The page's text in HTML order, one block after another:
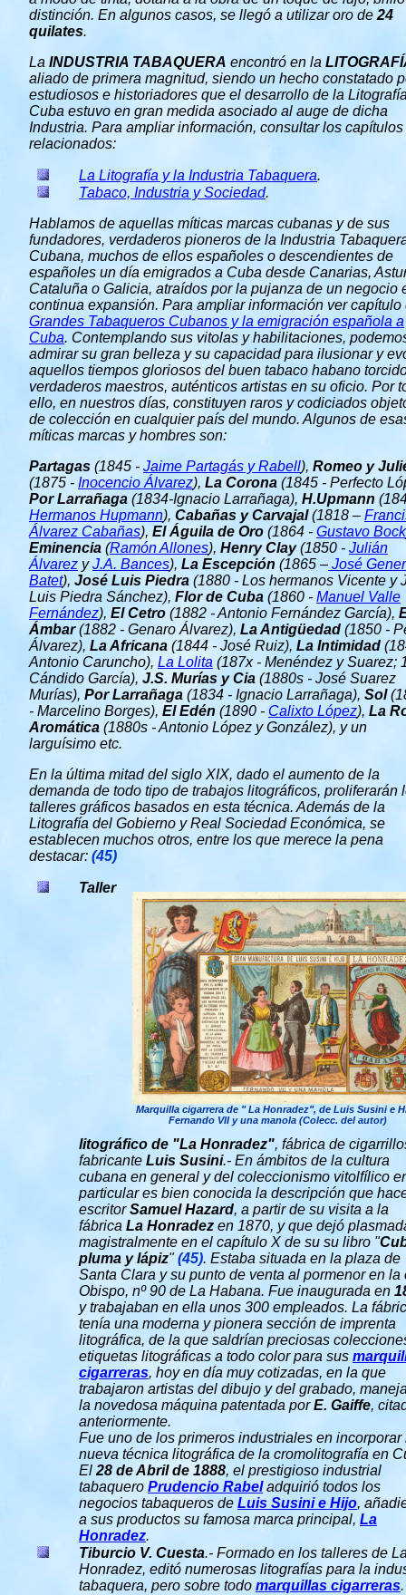
distinción. En algunos casos, se llegó a utilizar oro de 24
quilates.
La INDUSTRIA TABAQUERA encontró en la
aliado de primera magnitud, siendo un hecho constatado
estudiosos e historiadores que el desarrollo de la
Cuba estuvo en gran medida asociado al auge de dicha
Industria. Para ampliar información, consultar los capítulos
relacionados:
La Litografía y la Industria Tabaquera.
Tabaco, Industria y Sociedad.
Hablamos de aquellas míticas marcas cubanas y de sus
fundadores, verdaderos pioneros de la Industria
Cubana, muchos de ellos españoles o descendientes de
españoles un día emigrados a Cuba desde Canarias,
Cataluña o Galicia, atraídos por la pujanza de un negocio
continua expansión. Para ampliar información ver capítulo
Grandes Tabaqueros Cubanos y la emigración española a
Cuba. Contemplando sus vitolas y habilitaciones,
admirar su gran belleza y su capacidad para ilusionar y
aquellos tiempos gloriosos del buen tabaco habano
verdaderos maestros, auténticos artistas en su oficio. Por
ello, en nuestros días, constituyen raros y codiciados
de colección en cualquier país del mundo. Algunos de
míticas marcas y hombres son:
Partagas (1845 - Jaime Partagás y Rabell), Romeo y
(1875 - Inocencio Álvarez), La Corona (1845 - Perfecto
Por Larrañaga (1834-Ignacio Larrañaga), H.Upmann
Hermanos Hupmann), Cabañas y Carvajal(1818 –
Álvarez Cabañas), El Águila de Oro (1864 - Gustavo Bock
Eminencia (Ramón Allones), Henry Clay(1850 - Julián
Álvarez yJ.A. Bances), La Escepción (1865 – José
Batet), José Luis Piedra (1880 - Los hermanos Vicente y
Luis Piedra Sánchez), Flor de Cuba (1860 - Manuel Valle
Fernández), El Cetro (1882 - Antonio Fernández García),
Ámbar(1882 - Genaro Álvarez), La Antigüedad (1850 -
Álvarez), La Africana (1844 - José Ruiz), La Intimidad
Antonio Caruncho), La Lolita (187x - Menéndez y Suarez;
Cándido García), J.S. Murías y Cia (1880s - José Suarez
Murías), Por Larrañaga (1834 - Ignacio Larrañaga), Sol
- Marcelino Borges), El Edén (1890 - Calixto López), La
Aromática (1880s - Antonio López y González), y un
larguísimo etc.
En la última mitad del siglo XIX, dado el aumento de la
demanda de todo tipo de trabajos litográficos, proliferarán
talleres gráficos basados en esta técnica. Además de la
Litografía del Gobierno y Real Sociedad Económica, se
establecen muchos otros, entre los que merece la pena
destacar: (45)
Marquilla cigarrera de " La Honradez", de Luis Susini e
Fernando VII y una manola (Colecc. del autor)
Taller
litográfico de "La Honradez", fábrica de
fabricante Luis Susini.- En ámbitos de la cultura
cubana en general y del coleccionismo vitolfílico
particular es bien conocida la descripción que
escritorSamuel Hazard, a partir de su visita a la
fábrica La Honradez en 1870, y que dejó
magistralmente en el capítulo X de su su libro "
pluma y lápiz"(45). Estaba situada en la plaza de
Santa Clara y su punto de venta al pormenor en la
Obispo, nº 90 de La Habana. Fue inaugurada en
y trabajaban en ella unos 300 empleados. La
tenía una moderna y pionera sección de imprenta
litográfica, de la que saldrían preciosas
etiquetas litográficas a todo color para sus
cigarreras, hoy en día muy cotizadas, en la que
trabajaron artistas del dibujo y del grabado,
la novedosa máquina patentada porE. Gaiffe,
anteriormente.
Fue uno de los primeros industriales en incorporar
nueva técnica litográfica de la cromolitografía en
El 28 de Abril de 1888, el prestigioso industrial
tabaquero Prudencio Rabeladquirió todos los
negocios tabaqueros de Luis Susini e Hijo,
a sus productos su famosa marca principal, La
Honradez.
Tiburcio V. Cuesta.- Formado en los talleres de
Honradez, editó numerosas litografías para la
tabaquera, pero sobre todo marquillas cigarreras.